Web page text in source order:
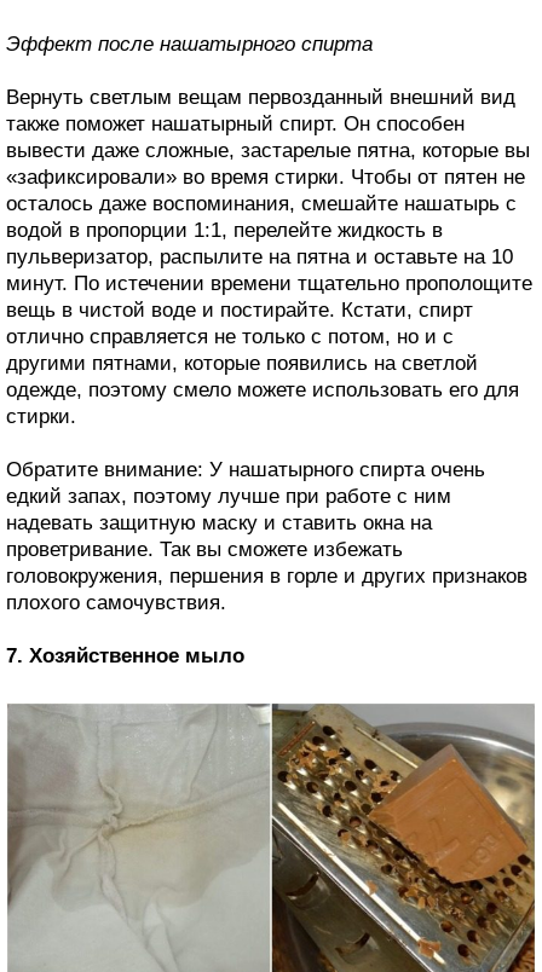
Эффект после нашатырного спирта
Вернуть светлым вещам первозданный внешний вид
также поможет нашатырный спирт. Он способен
вывести даже сложные, застарелые пятна, которые вы
«зафиксировали» во время стирки. Чтобы от пятен не
осталось даже воспоминания, смешайте нашатырь с
водой в пропорции 1:1, перелейте жидкость в
пульверизатор, распылите на пятна и оставьте на 10
минут. По истечении времени тщательно прополощите
вещь в чистой воде и постирайте. Кстати, спирт
отлично справляется не только с потом, но и с
другими пятнами, которые появились на светлой
одежде, поэтому смело можете использовать его для
стирки.
Обратите внимание: У нашатырного спирта очень
едкий запах, поэтому лучше при работе с ним
надевать защитную маску и ставить окна на
проветривание. Так вы сможете избежать
головокружения, першения в горле и других признаков
плохого самочувствия.
7. Хозяйственное мыло